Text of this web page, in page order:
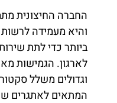
החברה החיצונית
והיא מעמידה
ביותר כדי לתת
לארגון. הגמישות
וגדולים משלל
המתאים לאתגרים